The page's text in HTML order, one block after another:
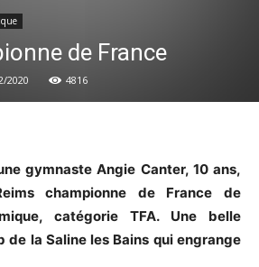
de France
2020 4816
gymnaste Angie Canter, 10 ans,
championne de France de
catégorie TFA. Une belle
de la Saline les Bains qui engrange